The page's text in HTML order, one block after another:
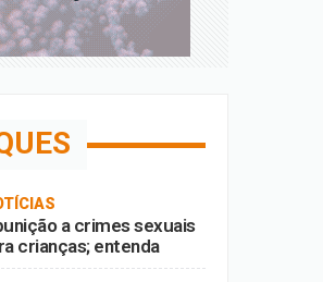
a crimes sexuais
crianças; entenda